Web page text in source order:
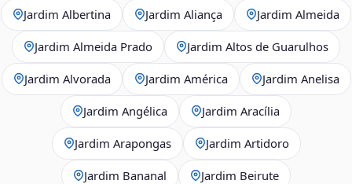
Jardim Albertina Jardim Aliança Jardim Almeida
Jardim Almeida Prado Jardim Altos de Guarulhos
Jardim Alvorada Jardim América Jardim Anelisa
Jardim Angélica Jardim Aracília
Jardim Arapongas Jardim Artidoro
Jardim Bananal Jardim Beirute